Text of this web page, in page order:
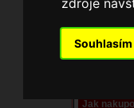
Souhlasím
Nové
Jak